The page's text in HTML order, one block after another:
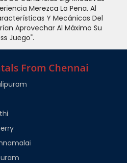
Merezca La Pena. Al
Y Mecánicas Del
Aprovechar Al Máximo Su
Juego".
From Chennai